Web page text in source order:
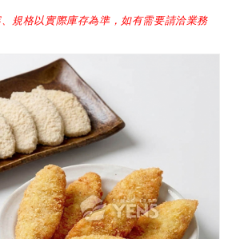
規格以實際庫存為準，如有需要請洽業務